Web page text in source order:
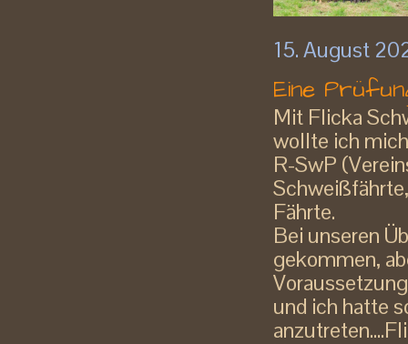
15. August
Eine
Mit Flicka
wollte ich
R-SwP
Fährte.
Bei unseren
gekommen,
und ich hatte